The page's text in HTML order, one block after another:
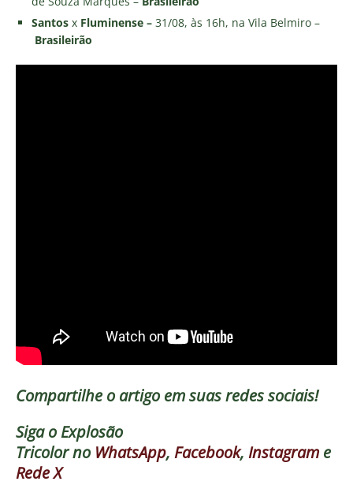
Santos x Fluminense – 31/08, às 16h, na Vila Belmiro –
Brasileirão
Compartilhe o artigo em suas redes sociais!
Siga oExplosão
Tricolorno WhatsApp, Facebook, Instagram e
Rede X